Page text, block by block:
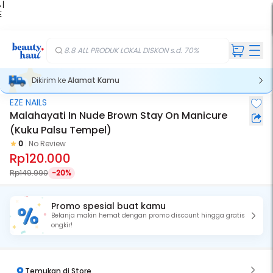
|
8.8 ALL PRODUK LOKAL DISKON s.d. 70%
Dikirim keAlamat Kamu
EZE NAILS
Malahayati In Nude Brown Stay On Manicure
(Kuku Palsu Tempel)
0 No Review
Rp120.000
Rp149.990 -20%
Promo spesial buat kamu
Belanja makin hemat dengan promo discount hingga gratis
ongkir!
Temukan di Store